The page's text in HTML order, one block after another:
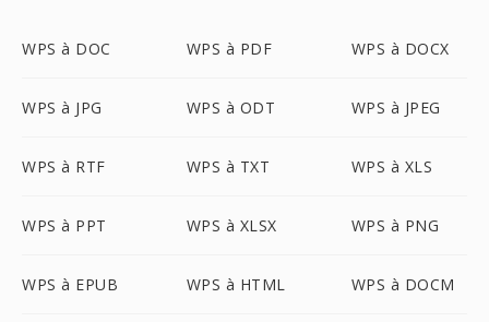
WPS à DOC WPS à PDF WPS à DOCX
WPS à JPG WPS à ODT WPS à JPEG
WPS à RTF WPS à TXT WPS à XLS
WPS à PPT WPS à XLSX WPS à PNG
WPS à EPUB WPS à HTML WPS à DOCM